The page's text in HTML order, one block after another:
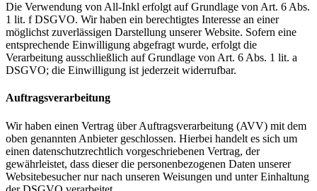
Die Verwendung von All-Inkl erfolgt auf Grundlage von Art. 6 Abs.
1 lit. f DSGVO. Wir haben ein berechtigtes Interesse an einer
möglichst zuverlässigen Darstellung unserer Website. Sofern eine
entsprechende Einwilligung abgefragt wurde, erfolgt die
Verarbeitung ausschließlich auf Grundlage von Art. 6 Abs. 1 lit. a
DSGVO; die Einwilligung ist jederzeit widerrufbar.
Auftragsverarbeitung
Wir haben einen Vertrag über Auftragsverarbeitung (AVV) mit dem
oben genannten Anbieter geschlossen. Hierbei handelt es sich um
einen datenschutzrechtlich vorgeschriebenen Vertrag, der
gewährleistet, dass dieser die personenbezogenen Daten unserer
Websitebesucher nur nach unseren Weisungen und unter Einhaltung